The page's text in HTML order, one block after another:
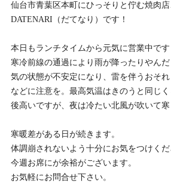
仙台市青葉区本町にひっそりと佇む焼肉
DATENARI（だてなり）です！
本日もランチタイムから元気に営業中です
寒冷前線の通過により雨が降ったりやん
気の状態が不安定になり、雷を伴うおそ
などに注意を。最高気温はきのうと同じ
後高いですが、夜は冷たい北風が吹いて寒
寒暖差がある日が続きます。
体調崩されないよう十分にお気をつけくだ
今週お席にが余裕がございます。
お気軽にお問合せ下さい。